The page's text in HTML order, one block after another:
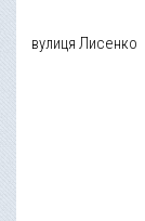
вулиця Лисенко